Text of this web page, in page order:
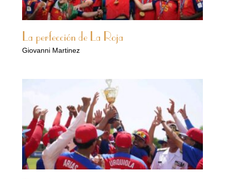
La perfección de La Roja
Giovanni Martinez